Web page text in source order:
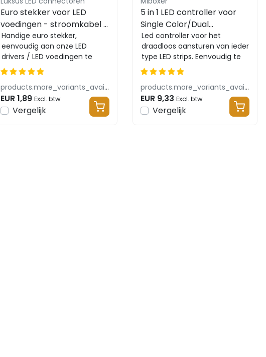
Euro stekker voor LED
voedingen - stroomkabel –
wit – 1 meter
Handige euro stekker,
eenvoudig aan onze LED
drivers / LED voedingen te
monteren. Zorgt voor de 230v
aansluiting naar d...
products.more_variants_available
EUR 1,89 Excl. btw
Vergelijk
5 in 1 LED controller voor
Single Color/Dual
White/RGB/RGBW/RGBWW/
LED strips 12-24v - SR5
Led controller voor het
draadloos aansturen van ieder
type LED strips. Eenvoudig te
koppelen met de
wandpanelen of afsta...
products.more_variants_available
EUR 9,33 Excl. btw
Vergelijk